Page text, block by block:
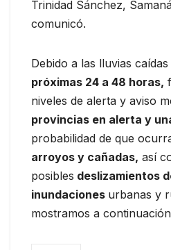
Trinidad Sánchez,
comunicó.
Debido a las lluvias
próximas 24 a 48 horas,
niveles de alerta y aviso
provincias en alerta y
probabilidad de que
arroyos y cañadas, así
posibles deslizamientos
inundaciones urbanas y
mostramos a